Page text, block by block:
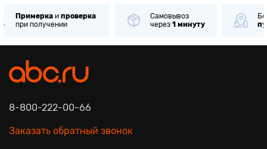
Самовывоз
через1 минуту
Более62 000
пунктов выдачи
8-800-222-00-66
Заказать обратный звонок